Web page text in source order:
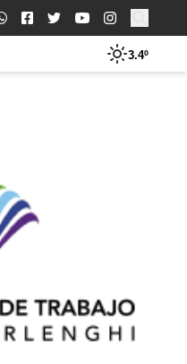
Buscar:
3.4º